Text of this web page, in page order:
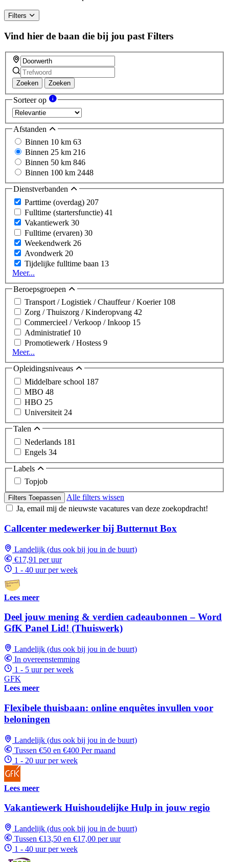
Filters
Vind hier de baan die bij jou past Filters
Zoeken Zoeken
Sorteer op
Afstanden
Binnen 10 km 63
Binnen 25 km 216
Binnen 50 km 846
Binnen 100 km 2448
Dienstverbanden
Parttime (overdag) 207
Fulltime (startersfunctie) 41
Vakantiewerk 30
Fulltime (ervaren) 30
Weekendwerk 26
Avondwerk 20
Tijdelijke fulltime baan 13
Meer...
Beroepsgroepen
Transport / Logistiek / Chauffeur / Koerier 108
Zorg / Thuiszorg / Kinderopvang 42
Commercieel / Verkoop / Inkoop 15
Administratief 10
Promotiewerk / Hostess 9
Meer...
Opleidingsniveaus
Middelbare school 187
MBO 48
HBO 25
Universiteit 24
Talen
Nederlands 181
Engels 34
Labels
Topjob
Filters Toepassen
Alle filters wissen
Ja, email mij de nieuwste vacatures van deze zoekopdracht!
Callcenter medewerker bij Butternut Box
Landelijk (dus ook bij jou in de buurt)
€17,91 per uur
1 - 40 uur per week
Lees meer
Deel jouw mening & verdien cadeaubonnen – Word
GfK Panel Lid! (Thuiswerk)
Landelijk (dus ook bij jou in de buurt)
In overeenstemming
1 - 5 uur per week
GFK
Lees meer
Flexibele thuisbaan: online enquêtes invullen voor
beloningen
Landelijk (dus ook bij jou in de buurt)
Tussen €50 en €400 Per maand
1 - 20 uur per week
Lees meer
Vakantiewerk Huishoudelijke Hulp in jouw regio
Landelijk (dus ook bij jou in de buurt)
Tussen €13,50 en €17,00 per uur
1 - 40 uur per week